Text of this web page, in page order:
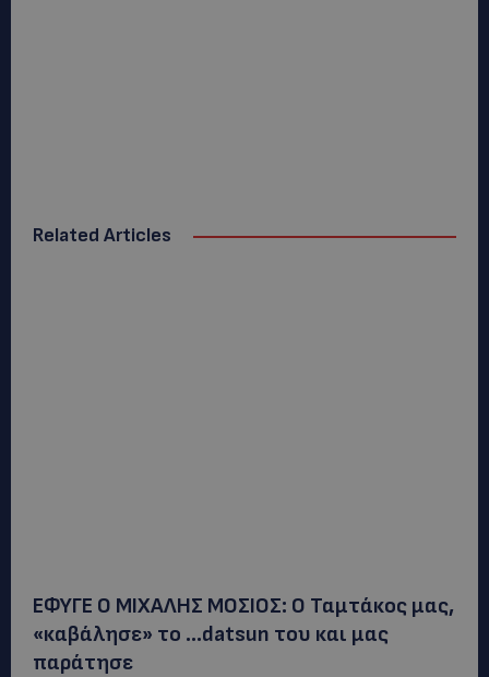
Related Articles
ΕΦΥΓΕ Ο ΜΙΧΑΛΗΣ ΜΟΣΙΟΣ: Ο Ταμτάκος μας,
«καβάλησε» το …datsun του και μας
παράτησε